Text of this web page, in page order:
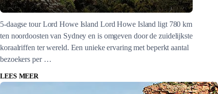
5-daagse tour Lord Howe Island Lord Howe Island ligt 780 km
ten noordoosten van Sydney en is omgeven door de zuidelijkste
koraalriffen ter wereld. Een unieke ervaring met beperkt aantal
bezoekers per …
LEES MEER